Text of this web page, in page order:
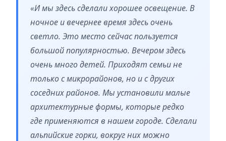
«И мы здесь сделали хорошее освещение. В
ночное и вечернее время здесь очень
светло. Это место сейчас пользуется
большой популярностью. Вечером здесь
очень много детей. Приходят семьи не
только с микрорайонов, но и с других
соседних районов. Мы установили малые
архитектурные формы, которые редко
где применяются в нашем городе. Сделали
альпийские горки, вокруг них можно